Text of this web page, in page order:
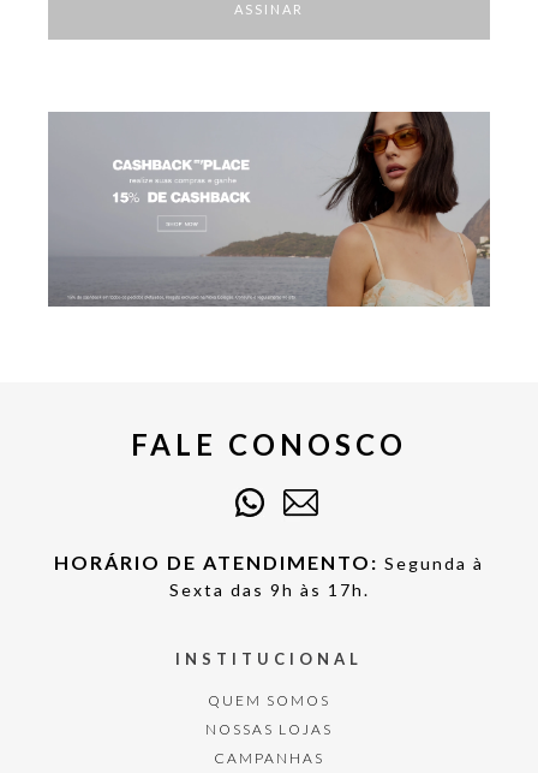
ASSINAR
FALE CONOSCO
HORÁRIO DE ATENDIMENTO: Segunda à
Sexta das 9h às 17h.
INSTITUCIONAL
QUEM SOMOS
NOSSAS LOJAS
CAMPANHAS